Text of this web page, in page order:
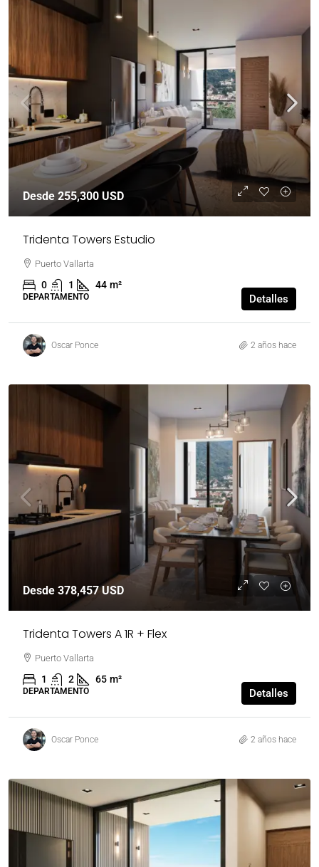
Desde 255,300 USD
Tridenta Towers Estudio
Puerto Vallarta
0 1 44 m²
DEPARTAMENTO Detalles
Oscar Ponce 2 años hace
Desde 378,457 USD
Tridenta Towers A 1R + Flex
Puerto Vallarta
1 2 65 m²
DEPARTAMENTO Detalles
Oscar Ponce 2 años hace